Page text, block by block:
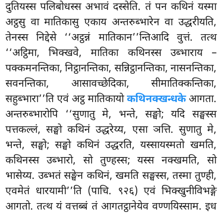
दुतियस्स पलिबोधस्स अभावं दस्सेति. तं पन कथिनं यस्मा
अट्ठसु वा मातिकासु एकाय अन्तरुब्भारेन वा उद्धरीयति,
तेनस्स निद्देसे ‘‘अट्ठन्नं मातिकान’’न्तिआदि वुत्तं. तत्थ
‘‘अट्ठिमा, भिक्खवे, मातिका कथिनस्स उब्भाराय –
पक्कमनन्तिका, निट्ठानन्तिका, सन्निट्ठानन्तिका, नासनन्तिका,
सवनन्तिका, आसावच्छेदिका, सीमातिक्कन्तिका,
सहुब्भारा’’ति एवं अट्ठ मातिकायोकथिनक्खन्धकेआगता.
अन्तरुब्भारोपि ‘‘सुणातु मे, भन्ते, सङ्घो; यदि सङ्घस्स
पत्तकल्लं, सङ्घो कथिनं उद्धरेय्य, एसा ञत्ति. सुणातु मे,
भन्ते, सङ्घो; सङ्घो कथिनं उद्धरति, यस्सायस्मतो खमति,
कथिनस्स उब्भारो, सो तुण्हस्स; यस्स नक्खमति, सो
भासेय्य. उब्भतं सङ्घेन कथिनं, खमति सङ्घस्स, तस्मा तुण्ही,
एवमेतं धारयामी’’ति (पाचि. ९२६) एवं भिक्खुनीविभङ्गे
आगतो. तत्थ यं वत्तब्बं तं आगतट्ठानेयेव वण्णयिस्साम. इध